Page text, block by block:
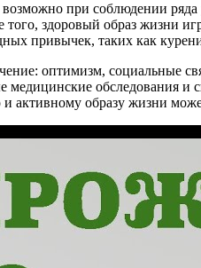
при соблюдении
здоровый образ жизни
привычек, таких как
оптимизм, социальные
обследования и
активному образу жизни